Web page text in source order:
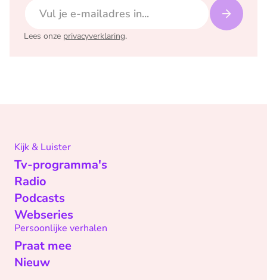
Lees onze privacyverklaring.
Kijk & Luister
Tv-programma's
Radio
Podcasts
Webseries
Persoonlijke verhalen
Praat mee
Nieuw